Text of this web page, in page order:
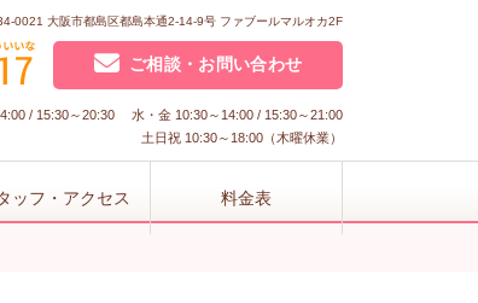
0021 大阪市都島区都島本通2-14-9号 ファブールマルオカ2F
ご相談・お問い合わせ
/ 15:30～20:30 水・金 10:30～14:00 / 15:30～21:00
土日祝 10:30～18:00（木曜休業）
ッフ・アクセス 料金表